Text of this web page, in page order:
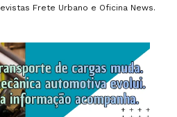
Frete Urbano e Oficina News.